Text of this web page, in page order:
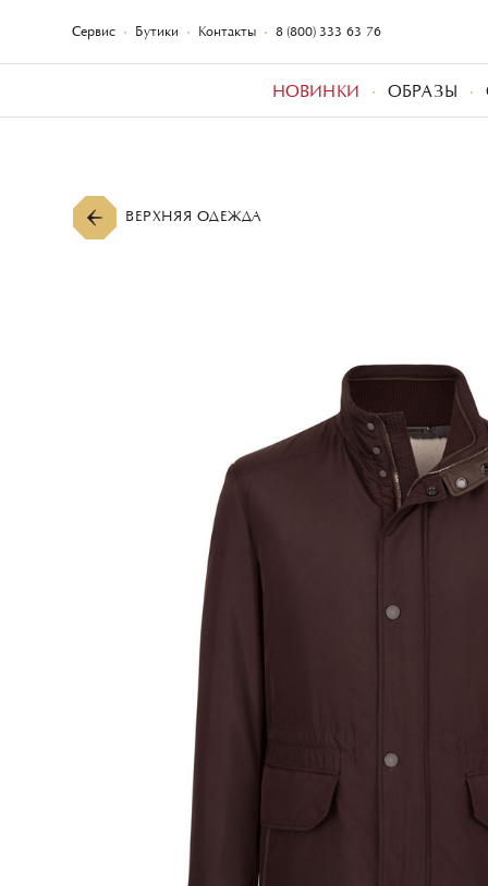
Сервис Бутики Контакты 8 (800) 333-63-76
НОВИНКИ ОБРАЗЫ
ВЕРХНЯЯ ОДЕЖДА